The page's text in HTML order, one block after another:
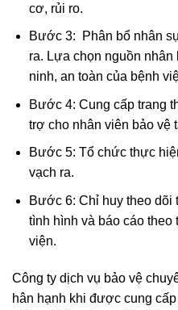
cơ, rủi ro.
Bước 3: Phân bổ nhân
ra. Lựa chọn nguồn
ninh, an toàn của bệnh
Bước 4: Cung cấp trang
trợ cho nhân viên bảo vệ
Bước 5: Tổ chức thực
vạch ra.
Bước 6: Chỉ huy theo
tình hình và báo cáo theo
viện.
Công ty dịch vụ bảo vệ
hân hạnh khi được cung